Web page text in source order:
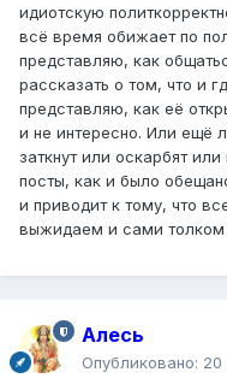
идиотскую
всё время обижает по
представляю, как
рассказать о том, что и
представляю, как её
и не интересно. Или ещё
заткнут или оскарбят
посты, как и было
и приводит к тому, что
выжидаем и сами толком
Алесь
Опубликовано: 20